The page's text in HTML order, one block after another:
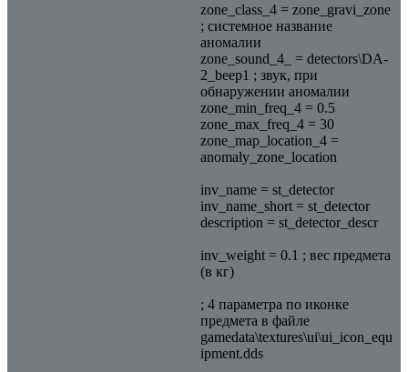
zone_class_4 = zone_gravi_zone
; системное название
аномалии
zone_sound_4_ = detectors\DA-
2_beep1 ; звук, при
обнаружении аномалии
zone_min_freq_4 = 0.5
zone_max_freq_4 = 30
zone_map_location_4 =
anomaly_zone_location
inv_name = st_detector
inv_name_short = st_detector
description = st_detector_descr
inv_weight = 0.1 ; вес предмета
(в кг)
; 4 параметра по иконке
предмета в файле
gamedata\textures\ui\ui_icon_equ
ipment.dds